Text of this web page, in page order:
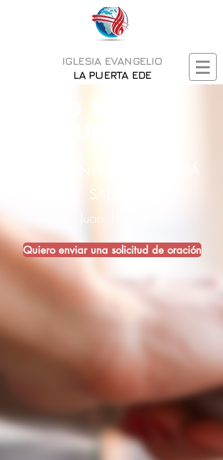
IGLESIA EVANGELIO
LA PUERTA EDE
EL QUE ENTRE POR MI SERÁ
SALVO
Juan 10: 9
Quiero enviar una solicitud de oración